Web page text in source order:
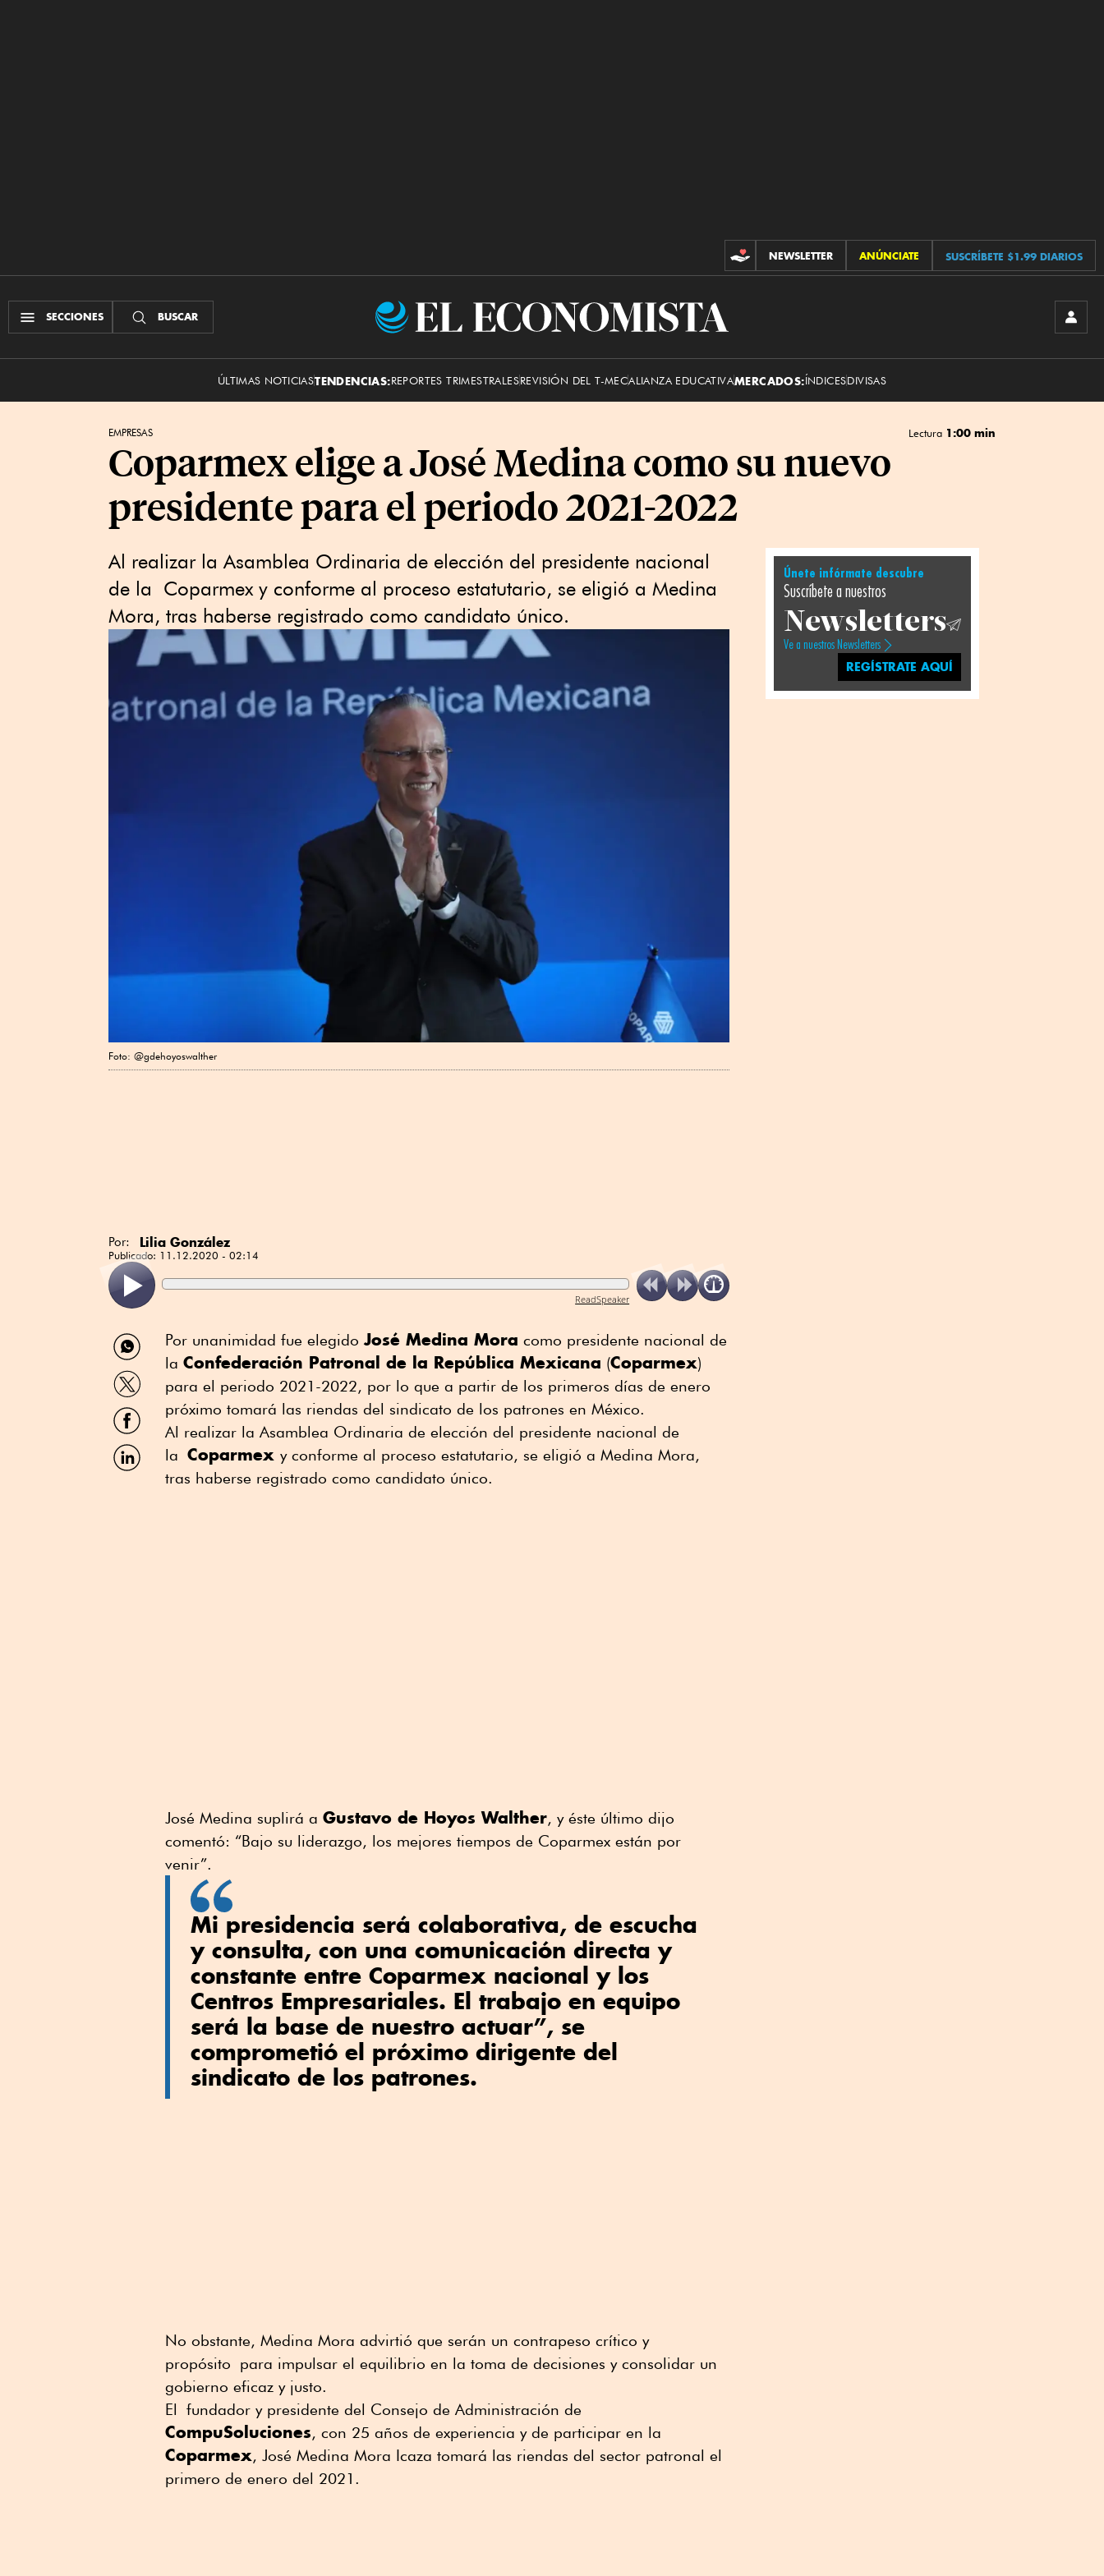
CONTRIBUCIONES
NEWSLETTER ANÚNCIATE SUSCRÍBETE $1.99 DIARIOS
SECCIONES BUSCAR
El
ÚLTIMAS NOTICIASTENDENCIAS:REPORTES TRIMESTRALESREVISIÓN DEL T-MECALIANZA EDUCATIVAMERCADOS:ÍNDICESDIVISAS
EMPRESAS Lectura 1:00 min
Coparmex elige a José Medina como su nuevo
presidente para el periodo 2021-2022
Al realizar la Asamblea Ordinaria de elección del presidente nacional
de la Coparmex y conforme al proceso estatutario, se eligió a Medina
Mora, tras haberse registrado como candidato único.
Foto: @gdehoyoswalther
Por: Lilia González
Publicado: 11.12.2020 - 02:14
ReadSpeaker
Compartir
por
WhatsApp
Compartir
por
Twitter
Compartir
por
Facebook
Compartir
por
Por unanimidad fue elegido José Medina Mora como presidente nacional de
la Confederación Patronal de la República Mexicana (Coparmex)
para el periodo 2021-2022, por lo que a partir de los primeros días de enero
próximo tomará las riendas del sindicato de los patrones en México.
Al realizar la Asamblea Ordinaria de elección del presidente nacional de
la Coparmex y conforme al proceso estatutario, se eligió a Medina Mora,
tras haberse registrado como candidato único.
José Medina suplirá a Gustavo de Hoyos Walther, y éste último dijo
comentó: “Bajo su liderazgo, los mejores tiempos de Coparmex están por
venir”.
Mi presidencia será colaborativa, de escucha
y consulta, con una comunicación directa y
constante entre Coparmex nacional y los
Centros Empresariales. El trabajo en equipo
será la base de nuestro actuar”, se
comprometió el próximo dirigente del
sindicato de los patrones.
No obstante, Medina Mora advirtió que serán un contrapeso crítico y
propósito para impulsar el equilibrio en la toma de decisiones y consolidar un
gobierno eficaz y justo.
El fundador y presidente del Consejo de Administración de
CompuSoluciones, con 25 años de experiencia y de participar en la
Coparmex, José Medina Mora Icaza tomará las riendas del sector patronal el
primero de enero del 2021.
Únete infórmate descubre
Suscríbete a nuestros
Newsletters
Ve a nuestros Newsletters
REGÍSTRATE AQUÍ